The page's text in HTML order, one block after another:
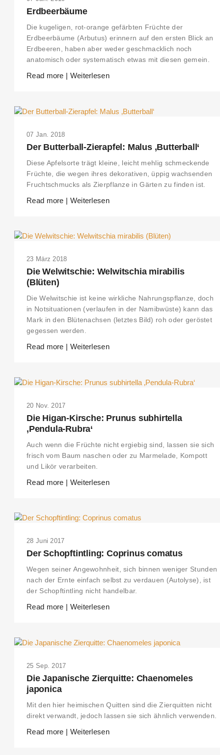
Erdbeerbäume
Die kugeligen, rot-orange gefärbten Früchte der
Erdbeerbäume (Arbutus) erinnern auf den ersten Blick an
Erdbeeren, haben aber weder geschmacklich noch
anatomisch oder systematisch etwas mit diesen gemein.
Read more | Weiterlesen
07 Jan. 2018
Der Butterball-Zierapfel: Malus ‚Butterball‘
Diese Apfelsorte trägt kleine, leicht mehlig schmeckende
Früchte, die wegen ihres dekorativen, üppig wachsenden
Fruchtschmucks als Zierpflanze in Gärten zu finden ist.
Read more | Weiterlesen
23 März 2018
Die Welwitschie: Welwitschia mirabilis
(Blüten)
Die Welwitschie ist keine wirkliche Nahrungspflanze, doch
in Notsituationen (verlaufen in der Namibwüste) kann das
Mark in den Blütenachsen (letztes Bild) roh oder geröstet
gegessen werden.
Read more | Weiterlesen
20 Nov. 2017
Die Higan-Kirsche: Prunus subhirtella
‚Pendula-Rubra‘
Auch wenn die Früchte nicht ergiebig sind, lassen sie sich
frisch vom Baum naschen oder zu Marmelade, Kompott
und Likör verarbeiten.
Read more | Weiterlesen
28 Juni 2017
Der Schopftintling: Coprinus comatus
Wegen seiner Angewohnheit, sich binnen weniger Stunden
nach der Ernte einfach selbst zu verdauen (Autolyse), ist
der Schopftintling nicht handelbar.
Read more | Weiterlesen
25 Sep. 2017
Die Japanische Zierquitte: Chaenomeles
japonica
Mit den hier heimischen Quitten sind die Zierquitten nicht
direkt verwandt, jedoch lassen sie sich ähnlich verwenden.
Read more | Weiterlesen